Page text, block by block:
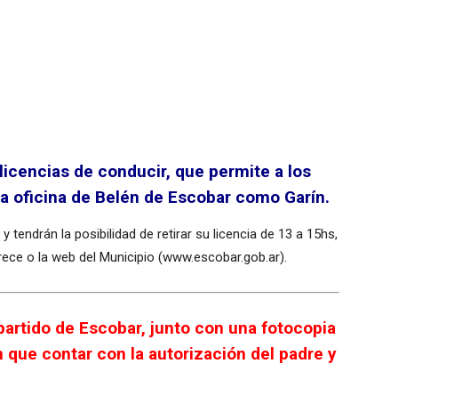
de conducir, que permite a los
de Belén de Escobar como Garín.
la posibilidad de retirar su licencia de 13 a 15hs,
o la web del Municipio (www.escobar.gob.ar).
de Escobar, junto con una fotocopia
contar con la autorización del padre y